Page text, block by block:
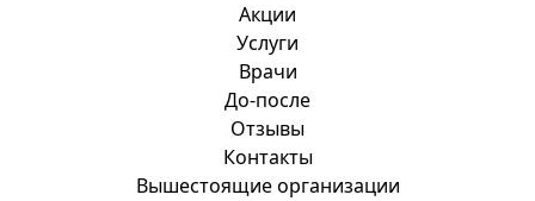
Акции
Услуги
Врачи
До-после
Отзывы
Контакты
Вышестоящие организации